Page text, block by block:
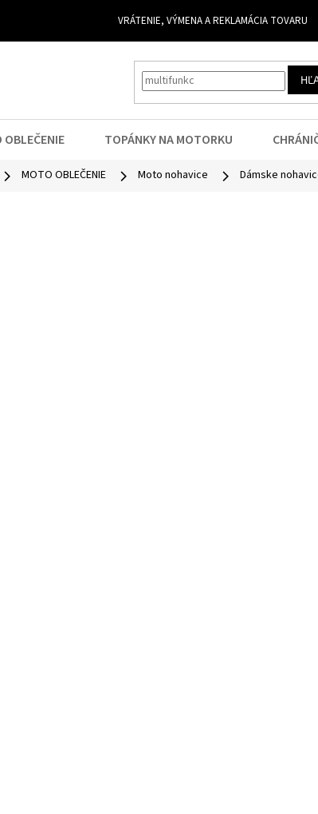
VRÁTENIE, VÝMENA A REKLAMÁCIA TOVARU
OBLEČENIE TOPÁNKY NA MOTORKU
MOTO OBLEČENIE Moto nohavice Dámske